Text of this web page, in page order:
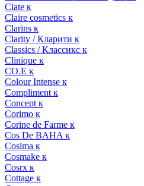
Ciate к
Claire cosmetics к
Clarins к
Clarity / Кларити к
Classics / Классикс к
Clinique к
CO.E к
Colour Intense к
Compliment к
Concept к
Corimo к
Corine de Farme к
Cos De BAHA к
Cosima к
Cosmake к
Cosrx к
Cottage к